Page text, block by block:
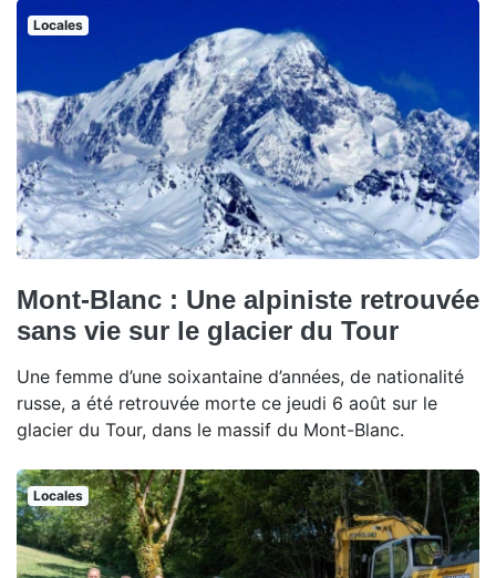
Locales
Mont-Blanc : Une alpiniste retrouvée
sans vie sur le glacier du Tour
Une femme d’une soixantaine d’années, de nationalité
russe, a été retrouvée morte ce jeudi 6 août sur le
glacier du Tour, dans le massif du Mont-Blanc.
Locales